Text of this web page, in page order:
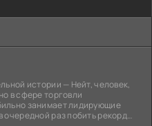
истории — Нейт, человек,
в сфере торговли
занимает лидирующие
очередной раз побить рекорд